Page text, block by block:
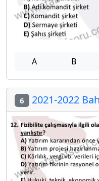
A B
6 2021-2022